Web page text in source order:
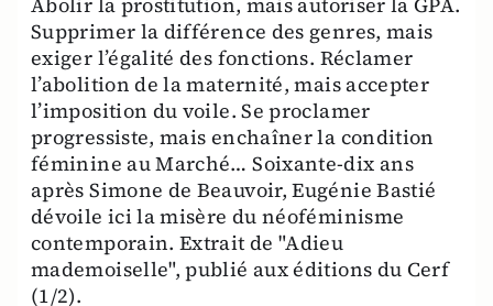
Supprimer la différence des genres, mais
exiger l’égalité des fonctions. Réclamer
l’abolition de la maternité, mais accepter
l’imposition du voile. Se proclamer
progressiste, mais enchaîner la condition
féminine au Marché… Soixante-dix ans
après Simone de Beauvoir, Eugénie Bastié
dévoile ici la misère du néoféminisme
contemporain. Extrait de "Adieu
mademoiselle", publié aux éditions du Cerf
(1/2).